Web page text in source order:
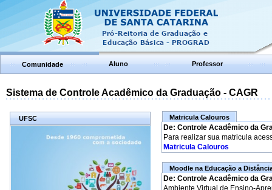
Comunidade Aluno Professor
Sistema de Controle Acadêmico da Graduação - CAGR
UFSC Matricula Calouros
De: Controle Acadêmico da
Para realizar sua matricula
Matricula Calouros
Moodle na Educação a
De: Controle Acadêmico da
Ambiente Virtual de Ensino-